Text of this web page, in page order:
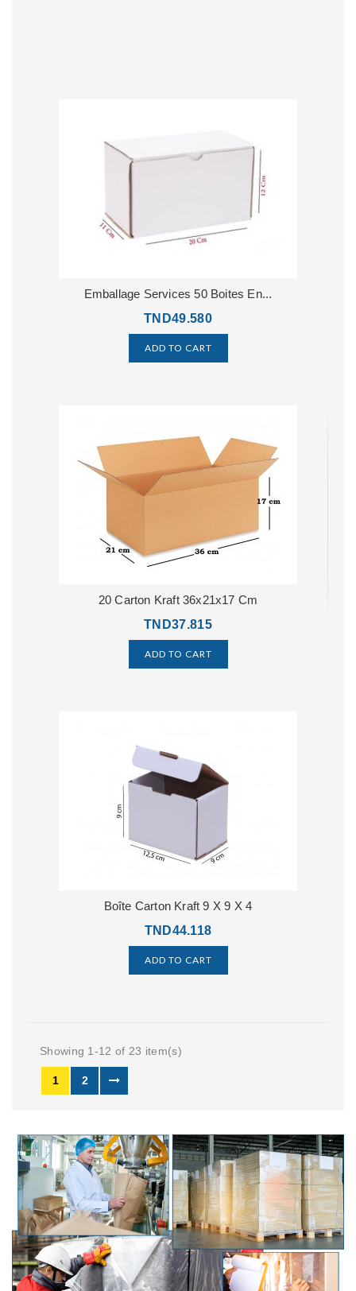
Emballage Services 50 Boites En...
TND49.580
ADD TO CART
20 Carton Kraft 36x21x17 Cm
TND37.815
ADD TO CART
Boîte Carton Kraft 9 X 9 X 4
TND44.118
ADD TO CART
Showing 1-12 of 23 item(s)
1 2